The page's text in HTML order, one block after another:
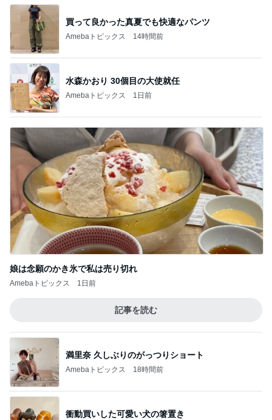
買って良かった真夏でも快適なパンツ
Amebaトピックス 14時間前
水森かおり 30個目の大使就任
Amebaトピックス 1日前
娘は念願のかき氷で私は売り切れ
Amebaトピックス 1日前
記事を読む
満里奈 久しぶりのがっつりショート
Amebaトピックス 18時間前
衝動買いした可愛い犬の箸置き